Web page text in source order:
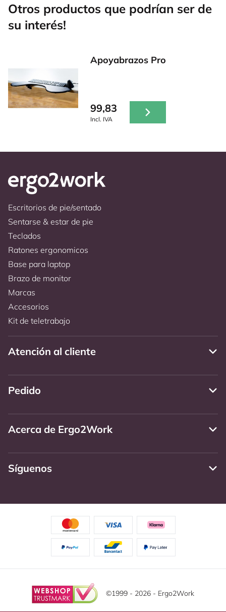
Otros productos que podrían ser de
su interés!
Apoyabrazos Pro
99,83
Incl. IVA
Escritorios de pie/sentado
Sentarse & estar de pie
Teclados
Ratones ergonomicos
Base para laptop
Brazo de monitor
Marcas
Accesorios
Kit de teletrabajo
Atención al cliente
Pedido
Acerca de Ergo2Work
Síguenos
©1999 - 2026 - Ergo2Work